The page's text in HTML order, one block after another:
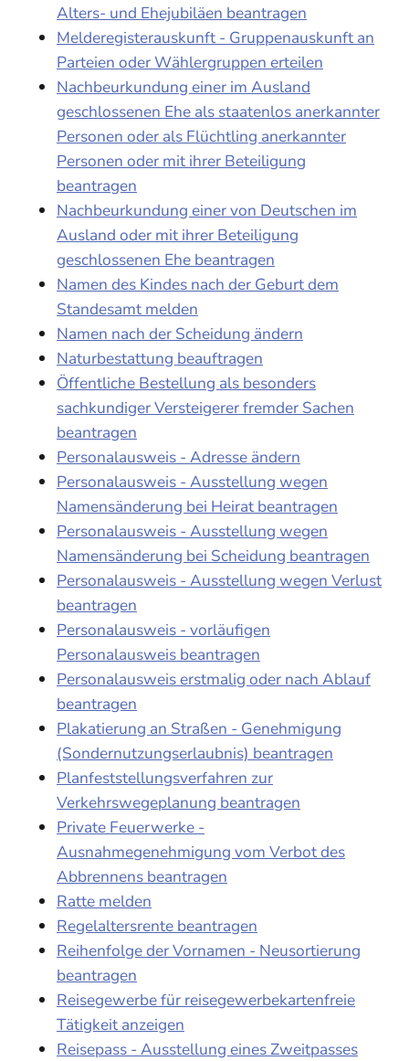
Alters- und Ehejubiläen beantragen
Melderegisterauskunft - Gruppenauskunft an
Parteien oder Wählergruppen erteilen
Nachbeurkundung einer im Ausland
geschlossenen Ehe als staatenlos anerkannter
Personen oder als Flüchtling anerkannter
Personen oder mit ihrer Beteiligung
beantragen
Nachbeurkundung einer von Deutschen im
Ausland oder mit ihrer Beteiligung
geschlossenen Ehe beantragen
Namen des Kindes nach der Geburt dem
Standesamt melden
Namen nach der Scheidung ändern
Naturbestattung beauftragen
Öffentliche Bestellung als besonders
sachkundiger Versteigerer fremder Sachen
beantragen
Personalausweis - Adresse ändern
Personalausweis - Ausstellung wegen
Namensänderung bei Heirat beantragen
Personalausweis - Ausstellung wegen
Namensänderung bei Scheidung beantragen
Personalausweis - Ausstellung wegen Verlust
beantragen
Personalausweis - vorläufigen
Personalausweis beantragen
Personalausweis erstmalig oder nach Ablauf
beantragen
Plakatierung an Straßen - Genehmigung
(Sondernutzungserlaubnis) beantragen
Planfeststellungsverfahren zur
Verkehrswegeplanung beantragen
Private Feuerwerke -
Ausnahmegenehmigung vom Verbot des
Abbrennens beantragen
Ratte melden
Regelaltersrente beantragen
Reihenfolge der Vornamen - Neusortierung
beantragen
Reisegewerbe für reisegewerbekartenfreie
Tätigkeit anzeigen
Reisepass - Ausstellung eines Zweitpasses